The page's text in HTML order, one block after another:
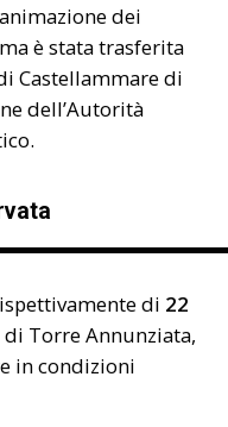
dei
è stata trasferita
Castellammare di
dell’Autorità
di 22
Torre Annunziata,
in condizioni